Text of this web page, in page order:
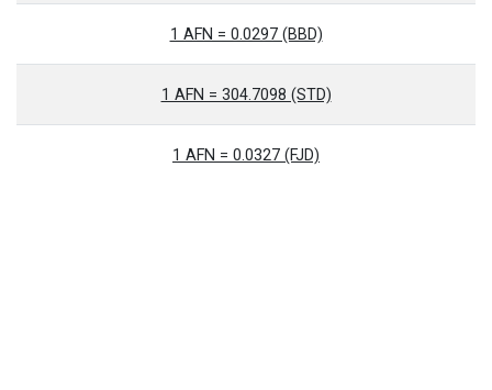
1 AFN = 0.0297 (BBD)
1 AFN = 304.7098 (STD)
1 AFN = 0.0327 (FJD)